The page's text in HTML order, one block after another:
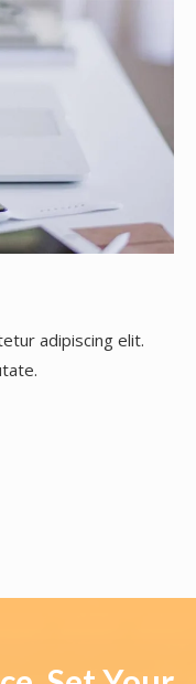
adipiscing elit.